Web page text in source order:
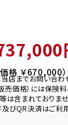
格 ￥670,000）
までお問い合わせ
価格）には保険料
は含まれておりませ
びQR決済はご利
ーム 仙台泉
ーム 宮城岩
ーム 練馬
ーム 板橋
ーム 葛飾
ーム 小牧
ーム 名古屋東
ーム 一宮
ーム 藤井寺
ーム 東淀川
ーム 豊中
ーム 広島
ーム 福山
ーム 久留米
ーム 福岡春日
ーム 福岡西